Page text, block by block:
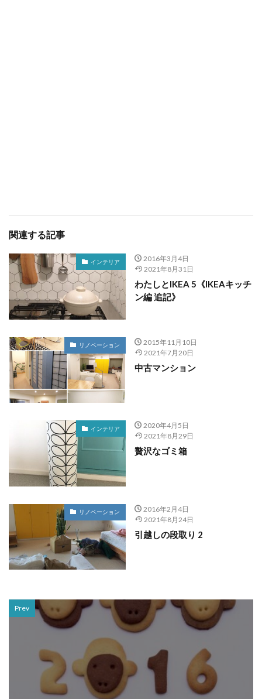
関連する記事
インテリア
2016年3月4日
2021年8月31日
わたしとIKEA 5《IKEAキッチ
ン編 追記》
リノベーション
2015年11月10日
2021年7月20日
中古マンション
インテリア
2020年4月5日
2021年8月29日
贅沢なゴミ箱
リノベーション
2016年2月4日
2021年8月24日
引越しの段取り 2
Prev